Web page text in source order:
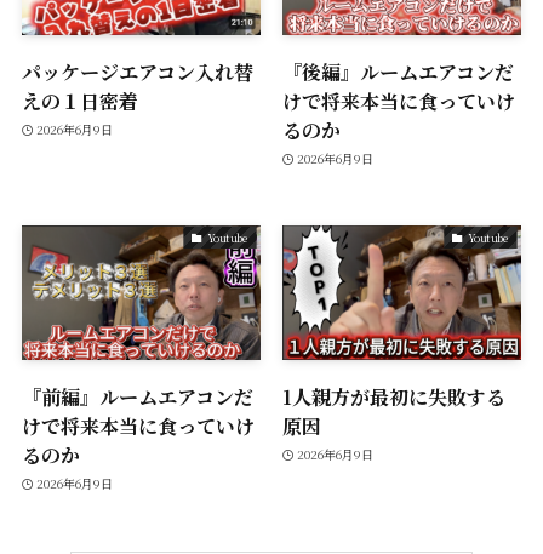
パッケージエアコン入れ替
えの１日密着
2026年6月9日
『後編』ルームエアコンだ
けで将来本当に食っていけ
るのか
2026年6月9日
Youtube
『前編』ルームエアコンだ
けで将来本当に食っていけ
るのか
2026年6月9日
Youtube
1人親方が最初に失敗する
原因
2026年6月9日